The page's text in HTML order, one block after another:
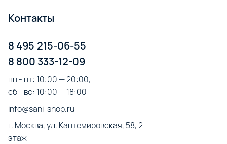
Контакты
8 495 215-06-55
8 800 333-12-09
пн - пт: 10:00 — 20:00,
сб - вс: 10:00 — 18:00
info@sani-shop.ru
г. Москва, ул. Кантемировская, 58, 2
этаж